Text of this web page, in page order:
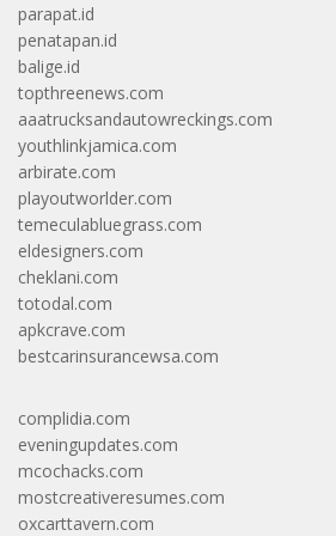
parapat.id
penatapan.id
balige.id
topthreenews.com
aaatrucksandautowreckings.com
youthlinkjamica.com
arbirate.com
playoutworlder.com
temeculabluegrass.com
eldesigners.com
cheklani.com
totodal.com
apkcrave.com
bestcarinsurancewsa.com
complidia.com
eveningupdates.com
mcochacks.com
mostcreativeresumes.com
oxcarttavern.com